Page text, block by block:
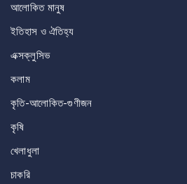
আলোকিত মানুষ
ইতিহাস ও ঐতিহ্য
এক্সক্লুসিভ
কলাম
কৃতি-আলোকিত-গুণীজন
কৃষি
খেলাধুলা
চাকরি